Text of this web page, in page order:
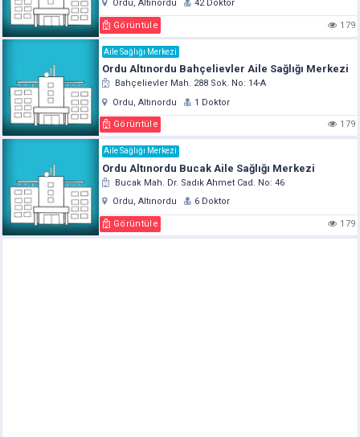
Ordu, Altınordu 42 Doktor
Görüntüle 179
Aile Sağlığı Merkezi
Ordu Altınordu Bahçelievler Aile Sağlığı Merkezi
Bahçelievler Mah. 288 Sok. No: 14-A
Ordu, Altınordu
1 Doktor
Görüntüle 179
Aile Sağlığı Merkezi
Ordu Altınordu Bucak Aile Sağlığı Merkezi
Bucak Mah. Dr. Sadık Ahmet Cad. No: 46
Ordu, Altınordu
6 Doktor
Görüntüle 179